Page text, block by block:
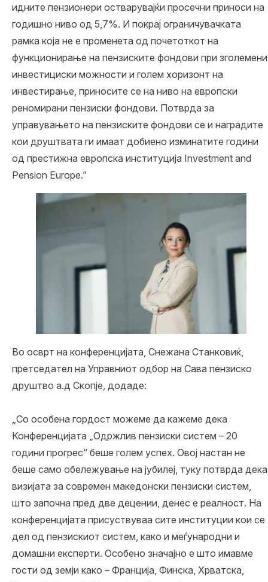
идните пензионери остварувајќи просечни приноси на
годишно ниво од 5,7%. И покрај ограничувачката
рамка која не е променета од почетоткот на
функционирање на пензиските фондови при зголемени
инвестициски можности и голем хоризонт на
инвестирање, приносите се на ниво на европски
реномирани пензиски фондови. Потврда за
управувањето на пензиските фондови се и наградите
кои друштвата ги имаат добиено изминатите години
од престижна европска институција Investment and
Pension Europe.”
Во осврт на конференцијата, Снежана Станковиќ,
претседател на Управниот одбор на Сава пензиско
друштво а.д Скопје, додаде:
„Со особена гордост можеме да кажеме дека
Конференцијата „Одржлив пензиски систем – 20
години прогрес“ беше голем успех. Овој настан не
беше само обележување на јубилеј, туку потврда дека
визијата за современ македонски пензиски систем,
што започна пред две децении, денес е реалност. На
конференцијата присуствуваа сите институции кои се
дел од пензискиот систем, како и меѓународни и
домашни експерти. Особено значајно е што имавме
гости од земји како – Франција, Финска, Хрватска,